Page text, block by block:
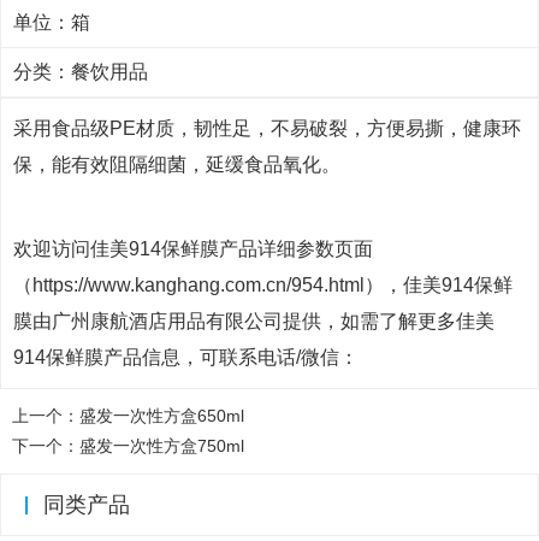
单位：箱
分类： 餐饮用品
采用食品级PE材质，韧性足，不易破裂，方便易撕，健康环
保，能有效阻隔细菌，延缓食品氧化。
欢迎访问佳美914保鲜膜产品详细参数页面
（https://www.kanghang.com.cn/954.html），佳美914保鲜
膜由广州康航酒店用品有限公司提供，如需了解更多佳美
914保鲜膜产品信息，可联系电话/微信：
上一个： 盛发一次性方盒650ml
下一个： 盛发一次性方盒750ml
同类产品